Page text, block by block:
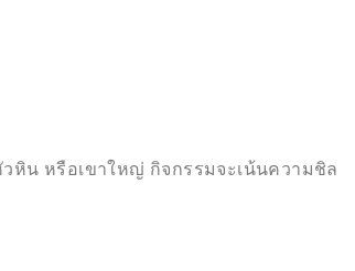
หิน หรือเขาใหญ่ กิจกรรมจะเน้นความชิล